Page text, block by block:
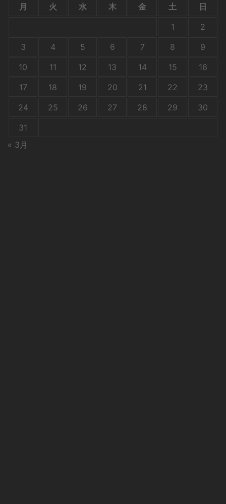
月 火 水 木 金 土
日
1
2
3
4 5 6 7 8
9
10
11 12 13 14 15
16
17
18 19 20 21 22
23
24
25 26 27 28 29
30
31
« 3月